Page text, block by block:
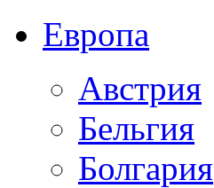
Европа
Австрия
Бельгия
Болгария